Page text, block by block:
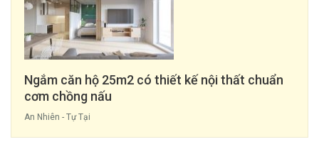
Ngắm căn hộ 25m2 có thiết kế nội thất chuẩn
cơm chồng nấu
An Nhiên - Tự Tại